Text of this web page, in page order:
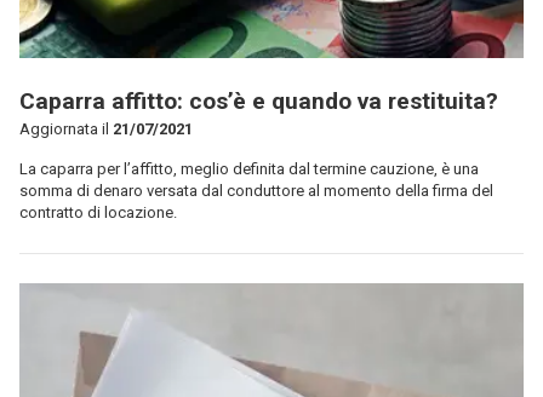
Caparra affitto: cos’è e quando va restituita?
Aggiornata il 21/07/2021
La caparra per l’affitto, meglio definita dal termine cauzione, è una
somma di denaro versata dal conduttore al momento della firma del
contratto di locazione.